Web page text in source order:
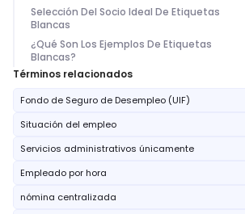
Selección Del Socio Ideal De Etiquetas
Blancas
¿Qué Son Los Ejemplos De Etiquetas
Blancas?
Términos relacionados
Fondo de Seguro de Desempleo (UIF)
Situación del empleo
Servicios administrativos únicamente
Empleado por hora
nómina centralizada